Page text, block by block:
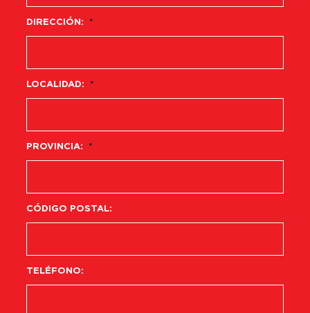
DIRECCIÓN: *
LOCALIDAD: *
PROVINCIA: *
CÓDIGO POSTAL:
TELÉFONO: